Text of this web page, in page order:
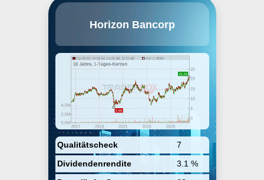
Horizon Bancorp
Qualitätscheck
7
Dividendenrendite
3.1 %
a bank holding company, which
commercial and retail banking
services. It offers personal
banking, business banking,
investment and trust, and
mortgage services. The company
was founded in 1873 and is
headquartered in Michigan City,